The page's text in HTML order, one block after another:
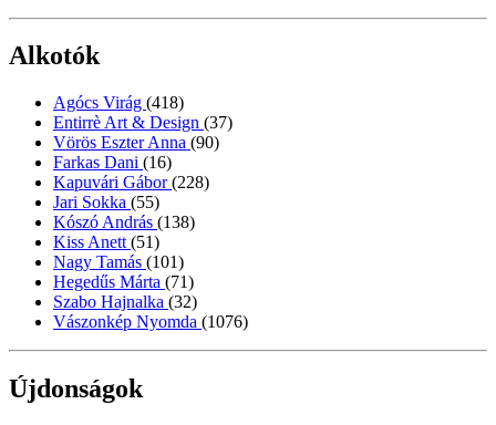
Alkotók
Agócs Virág (418)
Entirrè Art & Design (37)
Vörös Eszter Anna (90)
Farkas Dani (16)
Kapuvári Gábor(228)
Jari Sokka (55)
Kószó András (138)
Kiss Anett (51)
Nagy Tamás (101)
Hegedűs Márta (71)
Szabo Hajnalka (32)
Vászonkép Nyomda (1076)
Újdonságok